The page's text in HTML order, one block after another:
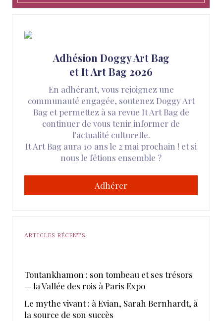
Adhésion Doggy Art Bag
et It Art Bag 2026
En adhérant, vous rejoignez une
communauté engagée, soutenez Doggy Art
Bag et permettez à sa revue It Art Bag de
continuer de vous tenir informer de
l'actualité culturelle.
It Art Bag aura 10 ans le 2 mai prochain ! et si
nous le fêtions ensemble ?
Adhérer
ARTICLES RÉCENTS
Toutankhamon : son tombeau et ses trésors
— la Vallée des rois à Paris Expo
Le mythe vivant : à Evian, Sarah Bernhardt, à
la source de son succès